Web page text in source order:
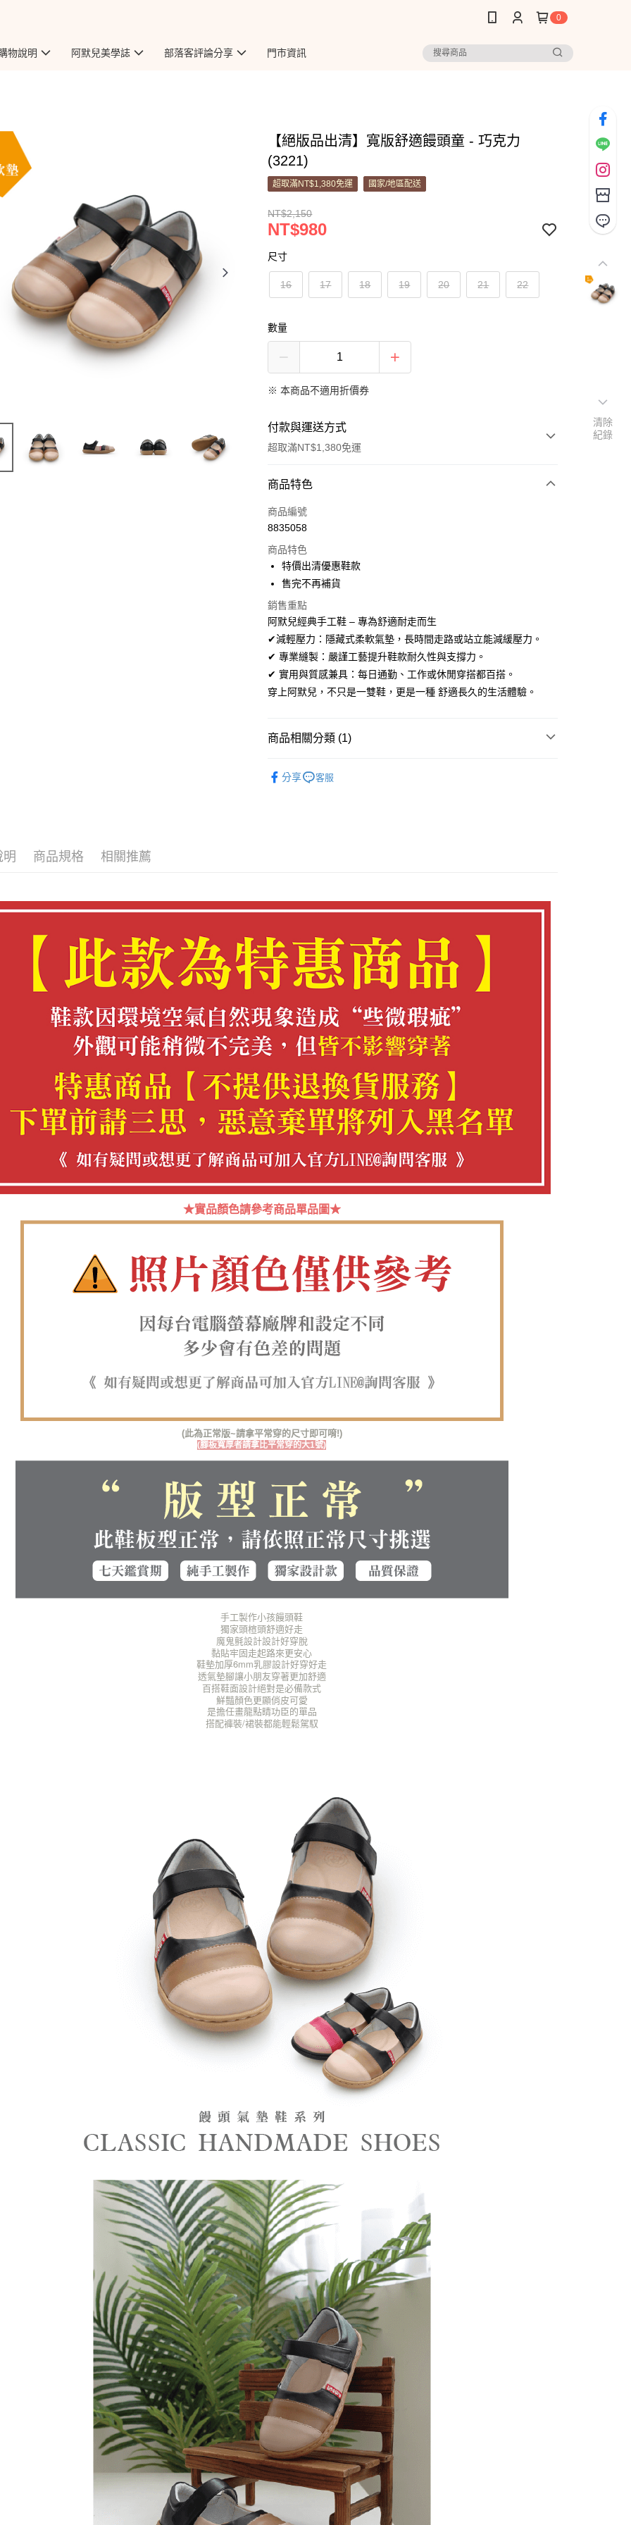
0
物說明 阿默兒美學誌 部落客評論分享 門市資訊
【絕版品出清】寬版舒適饅頭童 - 巧克力
(3221)
超取滿NT$1,380免運 國家/地區配送
NT$2,150
NT$980
尺寸
16 17 18 19 20 21 22
數量
※ 本商品不適用折價券
付款與運送方式
超取滿NT$1,380免運
付款方式
信用卡一次付款
3 期 0 利率 每期
合作金庫商業銀行
上海商業儲蓄銀行
國泰世華商業銀行
兆豐國際商業銀行
臺灣中小企業銀行
台中商業銀行
匯豐（台灣）商業銀行
華泰商業銀行
聯邦商業銀行
遠東國際商業銀行
玉山商業銀行
星展（台灣）商業銀行
超商取貨付款
LINE Pay
Apple Pay
街口支付
悠遊付
全盈+PAY
相關說明
１．於結帳方式選擇「AFTEE先享後付」後，將跳轉至「AFTEE先享後
付」結帳頁面，進行簡訊認證並確認金額後，即可完成結帳。
３．收到繳費通知簡訊後14天內，點擊此簡訊中的連結，可透過四大超商
／ATM／網路銀行／等多元方式進行付款，方視為交易完成。
※ 請注意：結帳手續完成當下不需立刻繳費，但若您需要取消訂單，請聯
絡購買商品的店家。未經商家同意取消之訂單仍視為有效，需透過AFTEE
先享後付繳納相關費用。
是否繳費成功／繳費後需取消欲退款等相關疑問，請聯繫「AFTEE先享後
付客戶支援中心」
https://netprotections.freshdesk.com/support/home
【注意事項】
交易，需依本服務之必要範圍內提供個人資料，並將交易相關給付款項請
求債權轉讓予恩沛科技股份有限公司。
２．關於個人資料處理事宜，請瀏覽以下網址：
https://aftee.tw/terms/#terms3
３．未成年的使用者請事先徵得法定代理人或監護人之同意方可使用
任。
４．使用「AFTEE先享後付」時，將依據個別帳號之用戶狀況，依本公司
５．嚴禁一人註冊多個帳號或使用他人資訊註冊。若發現惡意使用之情
形，恩沛科技股份有限公司將有權停止該用戶之使用額度並採取法律行
每筆NT$60，滿NT$1,380(含以上)免運費
每筆NT$60，滿NT$1,380(含以上)免運費
7-11取貨付款
每筆NT$60，滿NT$1,380(含以上)免運費
付款後7-11取貨
每筆NT$60，滿NT$1,380(含以上)免運費
郵局
每筆NT$100，滿NT$1,380(含以上)免運費
每筆NT$125，滿NT$1,380(含以上)免運費
海外宅配（貨到付運費）
商品特色
商品編號
8835058
商品特色
特價出清優惠鞋款
售完不再補貨
銷售重點
阿默兒經典手工鞋 – 專為舒適耐走而生
✔減輕壓力：隱藏式柔軟氣墊，長時間走路或站立能減緩壓力。
✔ 專業縫製：嚴謹工藝提升鞋款耐久性與支撐力。
✔ 實用與質感兼具：每日通勤、工作或休閒穿搭都百搭。
穿上阿默兒，不只是一雙鞋，更是一種 舒適長久的生活體驗。
商品相關分類 (1)
分享
客服
明 商品規格 相關推薦
★實品顏色請參考商品單品圖★
(此為正常版~請拿平常穿的尺寸即可唷!)
(腳板寬厚者請拿比平常穿的大1號)
手工製作小孩饅頭鞋
獨家頭楦頭舒適好走
魔鬼氈設計設計好穿脫
黏貼牢固走起路來更安心
鞋墊加厚6mm乳膠設計好穿好走
透氣墊腳讓小朋友穿著更加舒適
百搭鞋面設計絕對是必備款式
鮮豔顏色更顯俏皮可愛
是擔任畫龍點睛功臣的單品
搭配褲裝/裙裝都能輕鬆駕馭
清除
紀錄